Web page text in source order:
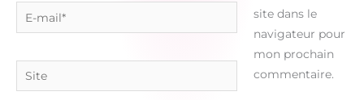
E-
mail*
Site
site dans le
navigateur pour
mon prochain
commentaire.